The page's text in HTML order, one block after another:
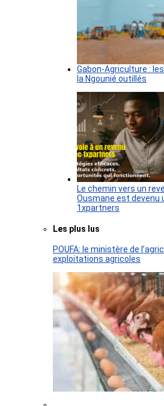
Gabon-Agriculture :
la Ngounié outillés
Le chemin vers un
Ousmane est devenu
1xpartners
Les plus lus
POUFA: le ministère de
exploitations agricoles